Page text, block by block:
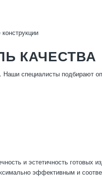
КАЧЕСТВА
специалисты подбирают
и эстетичность готовых
эффективным и